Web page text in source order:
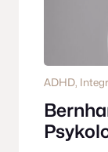
ADHD,